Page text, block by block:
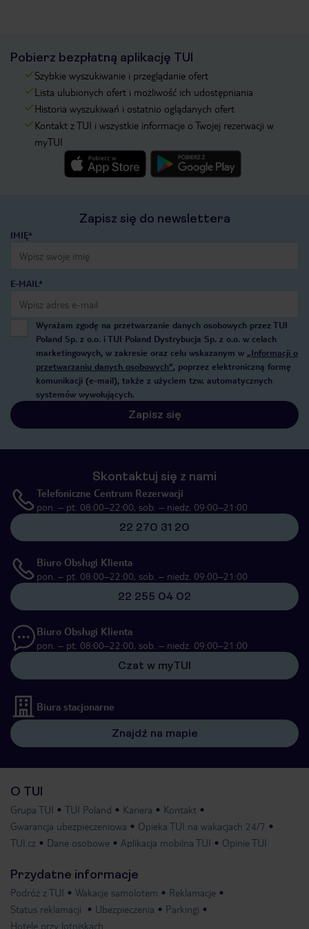
Pobierz bezpłatną aplikację TUI
Szybkie wyszukiwanie i przeglądanie ofert
Lista ulubionych ofert i możliwość ich udostępniania
Historia wyszukiwań i ostatnio oglądanych ofert
Kontakt z TUI i wszystkie informacje o Twojej rezerwacji w
myTUI
Zapisz się do newslettera
IMIĘ*
E-MAIL*
Wyrażam zgodę na przetwarzanie danych osobowych przez TUI
Poland Sp. z o.o. i TUI Poland Dystrybucja Sp. z o.o. w celach
marketingowych, w zakresie oraz celu wskazanym w „Informacji o
przetwarzaniu danych osobowych”, poprzez elektroniczną formę
komunikacji (e-mail), także z użyciem tzw. automatycznych
systemów wywołujących.
Zapisz się
Skontaktuj się z nami
Telefoniczne Centrum Rezerwacji
pon. – pt. 08:00–22:00, sob. – niedz. 09:00–21:00
22 270 31 20
Biuro Obsługi Klienta
pon. – pt. 08:00–22:00, sob. – niedz. 09:00–21:00
22 255 04 02
Biuro Obsługi Klienta
pon. – pt. 08:00–22:00, sob. – niedz. 09:00–21:00
Czat w myTUI
Biura stacjonarne
Znajdź na mapie
O TUI
Grupa TUI TUI Poland Kariera
Kontakt
Gwarancja ubezpieczeniowa
Opieka TUI na wakacjach 24/7
TUI.cz
Dane osobowe Aplikacja mobilna TUI Opinie TUI
Przydatne informacje
Podróż z TUI Wakacje samolotem
Reklamacje
Status reklamacji
Ubezpieczenia
Parkingi
Hotele przy lotniskach